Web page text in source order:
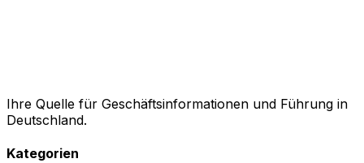
Ihre Quelle für Geschäftsinformationen und Führung in
Deutschland.
Kategorien